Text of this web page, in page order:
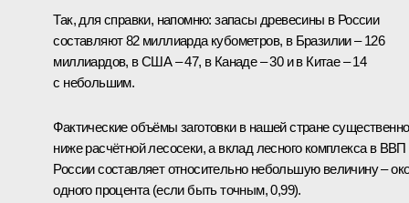
Так, для справки, напомню: запасы древесины в России
составляют 82 миллиарда кубометров, в Бразилии – 126
миллиардов, в США – 47, в Канаде – 30 и в Китае – 14
с небольшим.
Фактические объёмы заготовки в нашей стране существенно
ниже расчётной лесосеки, а вклад лесного комплекса в ВВП
России составляет относительно небольшую величину –
одного процента (если быть точным, 0,99).